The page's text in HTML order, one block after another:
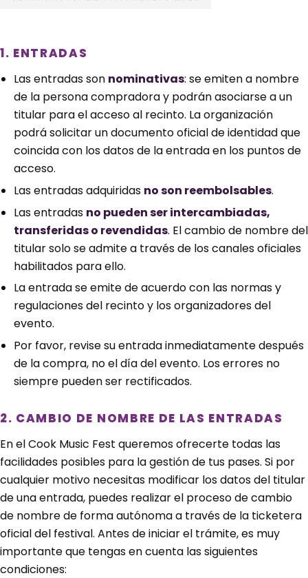
1. ENTRADAS
Las entradas son nominativas: se emiten a nombre
de la persona compradora y podrán asociarse a un
titular para el acceso al recinto. La organización
podrá solicitar un documento oficial de identidad que
coincida con los datos de la entrada en los puntos de
acceso.
Las entradas adquiridas no son reembolsables.
Las entradas no pueden ser intercambiadas,
transferidas o revendidas. El cambio de nombre del
titular solo se admite a través de los canales oficiales
habilitados para ello.
La entrada se emite de acuerdo con las normas y
regulaciones del recinto y los organizadores del
evento.
Por favor, revise su entrada inmediatamente después
de la compra, no el día del evento. Los errores no
siempre pueden ser rectificados.
2. CAMBIO DE NOMBRE DE LAS ENTRADAS
En el Cook Music Fest queremos ofrecerte todas las
facilidades posibles para la gestión de tus pases. Si por
cualquier motivo necesitas modificar los datos del titular
de una entrada, puedes realizar el proceso de cambio
de nombre de forma autónoma a través de la ticketera
oficial del festival. Antes de iniciar el trámite, es muy
importante que tengas en cuenta las siguientes
condiciones: